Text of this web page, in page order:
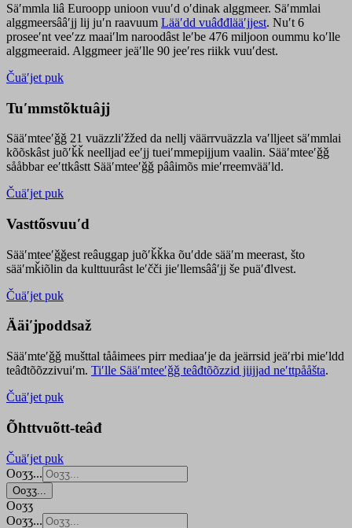
Säʹmmla liâ Euroopp unioon vuuʹd oʹdinak alggmeer. Säʹmmlai
alggmeersââʹjj lij juʹn raavuum Lääʹdd vuâđđlääʹjjest. Nuʹt 6
proseeʹnt veeʹzz maaiʹlm naroodâst leʹbe 476 miljoon oummu koʹlle
alggmeeraid. Alggmeer jeäʹlle 90 jeeʹres riikk vuuʹdest.
Čuäʹjet puk
Tuʹmmstõktuâjj
Sääʹmteeʹǧǧ 21 vuäzzliʹžžed da nellj väärrvuäzzla vaʹlljeet säʹmmlai
kõõskâst juõʹǩǩ neelljad eeʹjj tueiʹmmepijjum vaalin. Sääʹmteeʹǧǧ
sååbbar eeʹttkâstt Sääʹmteeʹǧǧ pââimõs mieʹrreemvääʹld.
Čuäʹjet puk
Vasttõsvuuʹd
Sääʹmteeʹǧǧest reâuggap juõʹǩǩka õuʹdde sääʹm meerast, što
sääʹmǩiõlin da kulttuurâst leʹčči jieʹllemsââʹjj še puäʹđlvest.
Čuäʹjet puk
Ääiʹjpoddsaž
Sääʹmteʹǧǧ mušttal tååimees pirr mediaaʹje da jeärrsid jeäʹrbi mieʹldd
teâđtõõzzivuiʹm. Tiʹlle Sääʹmteeʹǧǧ teâđtõõzzid jiijjad neʹttpååšta.
Čuäʹjet puk
Õhttvuõtt-teâđ
Čuäʹjet puk
Ooʒʒ...
Ooʒʒ...
Ooʒʒ
Ooʒʒ...